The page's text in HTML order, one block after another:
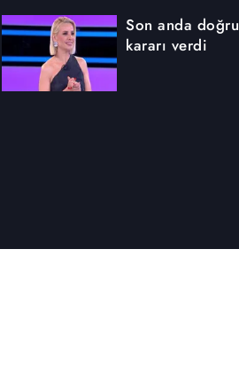
Son anda doğru
kararı verdi